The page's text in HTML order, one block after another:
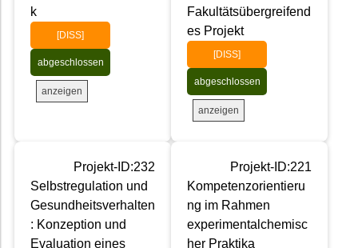
k
[DISS]
abgeschlossen
anzeigen
Fakultätsübergreifend
es Projekt
[DISS]
abgeschlossen
anzeigen
Projekt-ID:232
Selbstregulation und
Gesundheitsverhalten
: Konzeption und
Evaluation eines
Projekt-ID:221
Kompetenzorientieru
ng im Rahmen
experimentalchemisc
her Praktika